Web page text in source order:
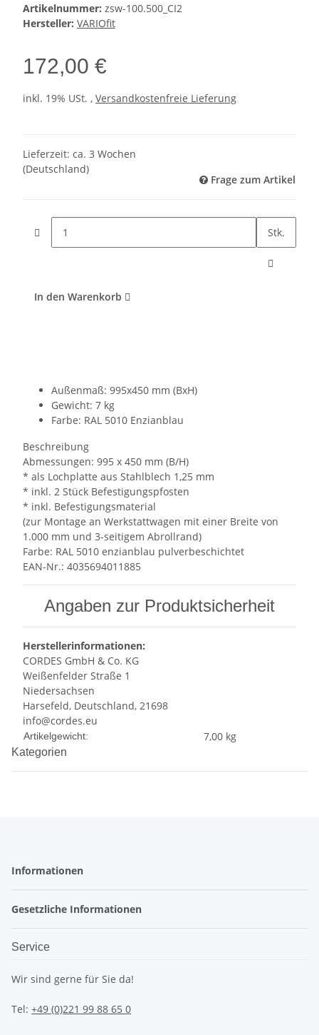
Artikelnummer: zsw-100.500_CI2
Hersteller: VARIOfit
172,00 €
inkl. 19% USt. , Versandkostenfreie Lieferung
Lieferzeit: ca. 3 Wochen
(Deutschland)
Frage zum Artikel
Stk.
In den Warenkorb
Außenmaß: 995x450 mm (BxH)
Gewicht: 7 kg
Farbe: RAL 5010 Enzianblau
Beschreibung
Abmessungen: 995 x 450 mm (B/H)
* als Lochplatte aus Stahlblech 1,25 mm
* inkl. 2 Stück Befestigungspfosten
* inkl. Befestigungsmaterial
(zur Montage an Werkstattwagen mit einer Breite von
1.000 mm und 3-seitigem Abrollrand)
Farbe: RAL 5010 enzianblau pulverbeschichtet
EAN-Nr.: 4035694011885
Angaben zur Produktsicherheit
Herstellerinformationen:
CORDES GmbH & Co. KG
Weißenfelder Straße 1
Niedersachsen
Harsefeld, Deutschland, 21698
info@cordes.eu
Produkteigenschaft
Wert
Artikelgewicht: 7,00 kg
Kategorien
Informationen
Gesetzliche Informationen
Service
Wir sind gerne für Sie da!
Tel: +49 (0)221 99 88 65 0